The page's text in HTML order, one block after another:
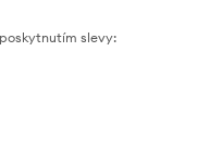
slevy: